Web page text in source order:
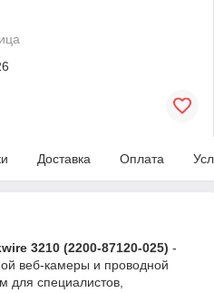
Доставка Оплата
3210 (2200-87120-025) -
веб-камеры и проводной
для специалистов,